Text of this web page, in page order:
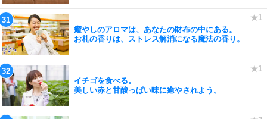
癒やしのアロマは、あなたの財布の中にある。
お札の香りは、ストレス解消になる魔法の香り。
イチゴを食べる。
美しい赤と甘酸っぱい味に癒やされよう。